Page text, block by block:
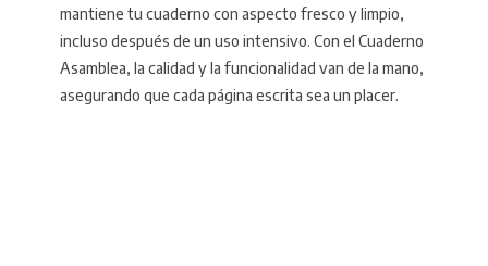
mantiene tu cuaderno con aspecto fresco y limpio,
incluso después de un uso intensivo. Con el Cuaderno
Asamblea, la calidad y la funcionalidad van de la mano,
asegurando que cada página escrita sea un placer.